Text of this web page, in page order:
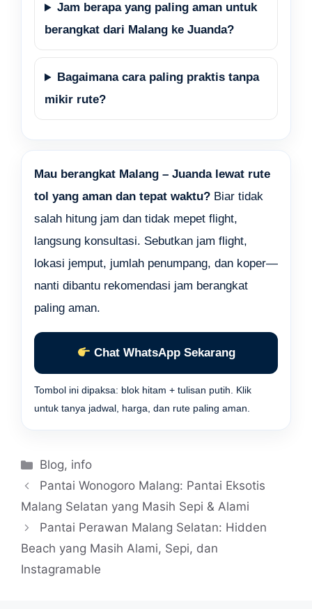
Jam berapa yang paling aman untuk
berangkat dari Malang ke Juanda?
Bagaimana cara paling praktis tanpa
mikir rute?
Mau berangkat Malang – Juanda lewat rute
tol yang aman dan tepat waktu? Biar tidak
salah hitung jam dan tidak mepet flight,
langsung konsultasi. Sebutkan jam flight,
lokasi jemput, jumlah penumpang, dan koper—
nanti dibantu rekomendasi jam berangkat
paling aman.
Chat WhatsApp Sekarang
Tombol ini dipaksa: blok hitam + tulisan putih. Klik
untuk tanya jadwal, harga, dan rute paling aman.
Kategori
Blog, info
Pantai Wonogoro Malang: Pantai Eksotis
Malang Selatan yang Masih Sepi & Alami
Pantai Perawan Malang Selatan: Hidden
Beach yang Masih Alami, Sepi, dan
Instagramable